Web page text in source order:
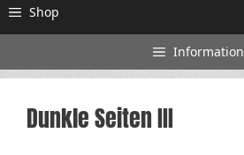
Shop
Information
Dunkle Seiten III